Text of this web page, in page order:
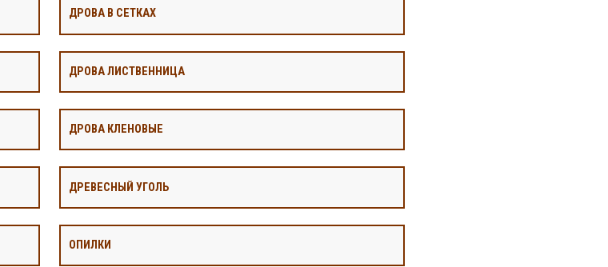
ДРОВА В СЕТКАХ
ДРОВА ЛИСТВЕННИЦА
ДРОВА КЛЕНОВЫЕ
ДРЕВЕСНЫЙ УГОЛЬ
ОПИЛКИ